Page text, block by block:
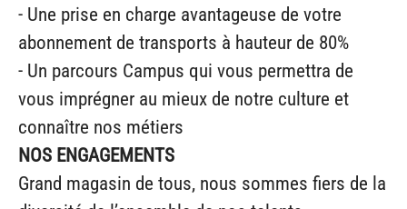
- Une prise en charge avantageuse de votre
abonnement de transports à hauteur de 80%
- Un parcours Campus qui vous permettra de
vous imprégner au mieux de notre culture et
connaître nos métiers
NOS ENGAGEMENTS
Grand magasin de tous, nous sommes fiers de la